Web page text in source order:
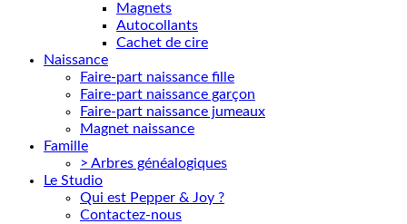
Magnets
Autocollants
Cachet de cire
Naissance
Faire-part naissance fille
Faire-part naissance garçon
Faire-part naissance jumeaux
Magnet naissance
Famille
> Arbres généalogiques
Le Studio
Qui est Pepper & Joy ?
Contactez-nous